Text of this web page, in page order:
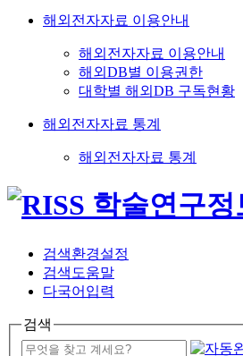
해외전자자료 이용안내
해외전자자료 이용안내
해외DB별 이용권한
대학별 해외DB 구독현황
해외전자자료 통계
해외전자자료 통계
검색환경설정
검색도움말
다국어입력
검색